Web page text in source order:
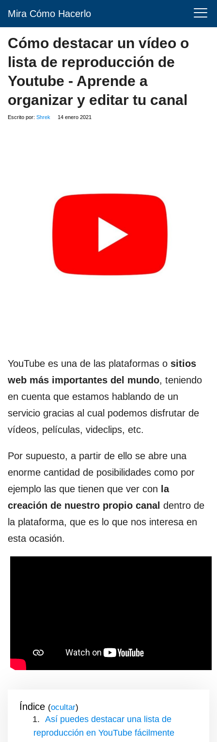
Mira Cómo Hacerlo
Cómo destacar un vídeo o
lista de reproducción de
Youtube - Aprende a
organizar y editar tu canal
Escrito por: Shrek 14 enero 2021
YouTube es una de las plataformas o sitios
web más importantes del mundo, teniendo
en cuenta que estamos hablando de un
servicio gracias al cual podemos disfrutar de
vídeos, películas, videclips, etc.
Por supuesto, a partir de ello se abre una
enorme cantidad de posibilidades como por
ejemplo las que tienen que ver con la
creación de nuestro propio canal dentro de
la plataforma, que es lo que nos interesa en
esta ocasión.
Índice ( )
Así puedes destacar una lista de
reproducción en YouTube fácilmente